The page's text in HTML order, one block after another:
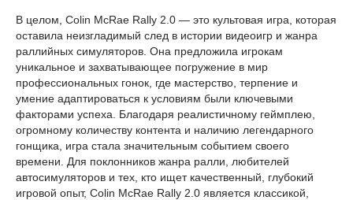
В целом, Colin McRae Rally 2.0 — это культовая игра, которая
оставила неизгладимый след в истории видеоигр и жанра
раллийных симуляторов. Она предложила игрокам
уникальное и захватывающее погружение в мир
профессиональных гонок, где мастерство, терпение и
умение адаптироваться к условиям были ключевыми
факторами успеха. Благодаря реалистичному геймплею,
огромному количеству контента и наличию легендарного
гонщика, игра стала значительным событием своего
времени. Для поклонников жанра ралли, любителей
автосимуляторов и тех, кто ищет качественный, глубокий
игровой опыт, Colin McRae Rally 2.0 является классикой,